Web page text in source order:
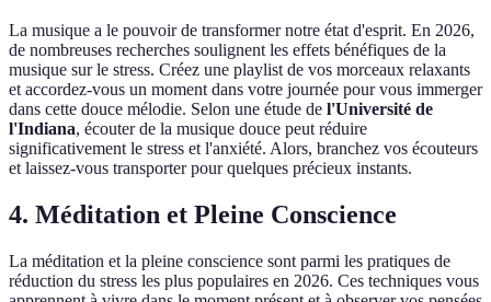
La musique a le pouvoir de transformer notre état d'esprit. En 2026,
de nombreuses recherches soulignent les effets bénéfiques de la
musique sur le stress. Créez une playlist de vos morceaux relaxants
et accordez-vous un moment dans votre journée pour vous immerger
dans cette douce mélodie. Selon une étude de l'Université de
l'Indiana, écouter de la musique douce peut réduire
significativement le stress et l'anxiété. Alors, branchez vos écouteurs
et laissez-vous transporter pour quelques précieux instants.
4. Méditation et Pleine Conscience
La méditation et la pleine conscience sont parmi les pratiques de
réduction du stress les plus populaires en 2026. Ces techniques vous